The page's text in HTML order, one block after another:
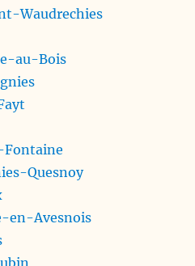
Waudrechies
au-Bois
Fontaine
Quesnoy
en-Avesnois